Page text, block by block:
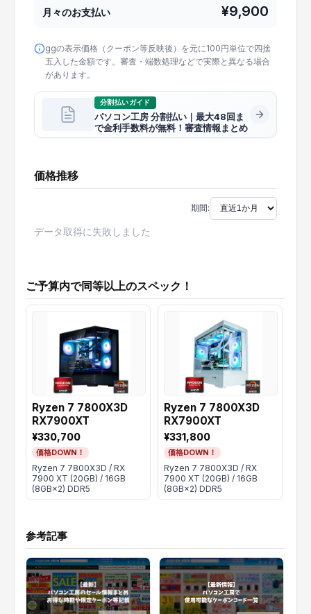
月々のお支払い
¥9,900
ggの表示価格（クーポン等反映後）を元に100円単位で四捨
五入した金額です。審査・端数処理などで実際と異なる場合
があります。
分割払いガイド
パソコン工房 分割払い｜最大48回ま
で金利手数料が無料！審査情報まとめ
価格推移
期間:
データ取得に失敗しました
ご予算内で同等以上のスペック！
Ryzen 7 7800X3D
RX7900XT
¥330,700
価格DOWN！
Ryzen 7 7800X3D / RX
7900 XT (20GB) / 16GB
(8GB×2) DDR5
Ryzen 7 7800X3D
RX7900XT
¥331,800
価格DOWN！
Ryzen 7 7800X3D / RX
7900 XT (20GB) / 16GB
(8GB×2) DDR5
参考記事